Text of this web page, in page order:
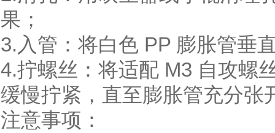
果；
3.入管：将白色 PP 膨胀管垂
4.拧螺丝：将适配 M3 自攻螺
缓慢拧紧，直至膨胀管充分张
注意事项：